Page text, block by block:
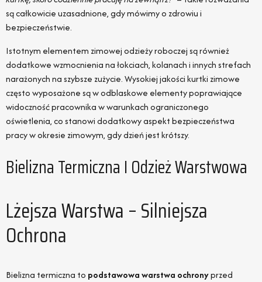
są całkowicie uzasadnione, gdy mówimy o zdrowiu i
bezpieczeństwie.
Istotnym elementem zimowej odzieży roboczej są również
dodatkowe wzmocnienia na łokciach, kolanach i innych strefach
narażonych na szybsze zużycie. Wysokiej jakości kurtki zimowe
często wyposażone są w odblaskowe elementy poprawiające
widoczność pracownika w warunkach ograniczonego
oświetlenia, co stanowi dodatkowy aspekt bezpieczeństwa
pracy w okresie zimowym, gdy dzień jest krótszy.
Bielizna Termiczna I Odzież Warstwowa
Lżejsza Warstwa – Silniejsza
Ochrona
Bielizna termiczna to podstawowa warstwa ochronyprzed